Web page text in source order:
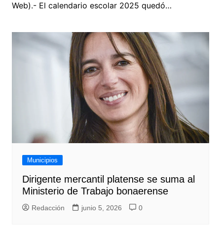
Web).- El calendario escolar 2025 quedó…
Municipios
Dirigente mercantil platense se suma al
Ministerio de Trabajo bonaerense
Redacción junio 5, 2026 0